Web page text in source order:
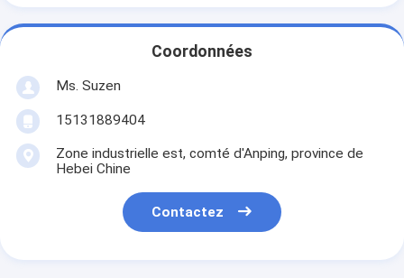
Coordonnées
Ms. Suzen
15131889404
Zone industrielle est, comté d'Anping, province de
Hebei Chine
Contactez